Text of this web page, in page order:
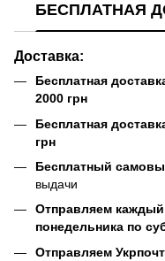
БЕСПЛАТНАЯ
Доставка:
Бесплатная
2000 грн
Бесплатная
грн
Бесплатный
выдачи
Отправляем
понедельника по
Отправляем